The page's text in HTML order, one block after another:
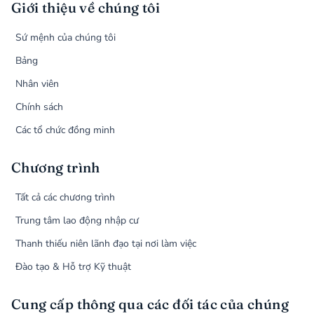
Giới thiệu về chúng tôi
Sứ mệnh của chúng tôi
Bảng
Nhân viên
Chính sách
Các tổ chức đồng minh
Chương trình
Tất cả các chương trình
Trung tâm lao động nhập cư
Thanh thiếu niên lãnh đạo tại nơi làm việc
Đào tạo & Hỗ trợ Kỹ thuật
Cung cấp thông qua các đối tác của chúng